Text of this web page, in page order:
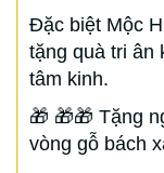
Đặc biệt Mộc
tặng quà tri ân
tâm kinh.
🎁 🎁🎁 Tặng
vòng gỗ bách